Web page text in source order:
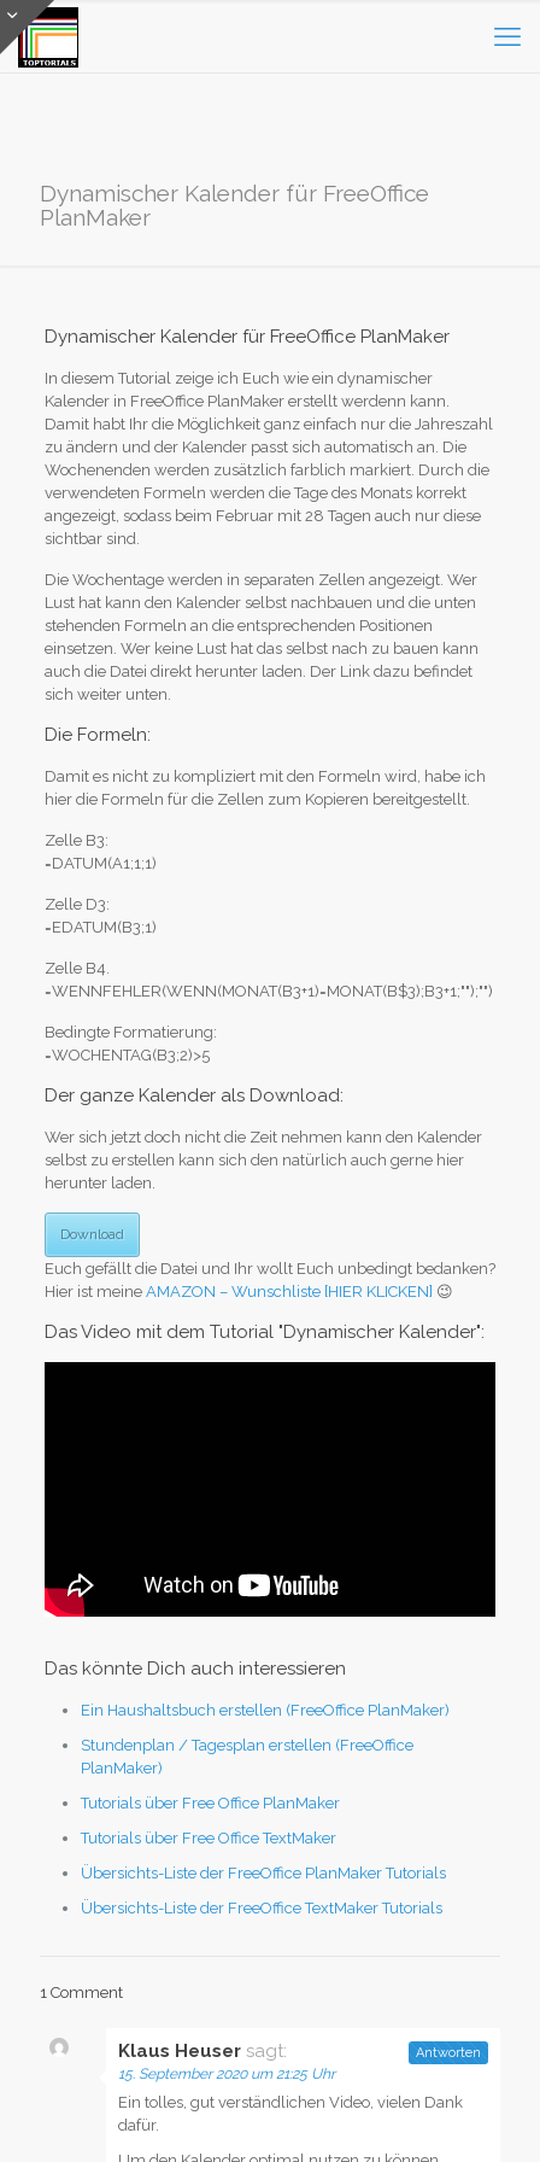
Dynamischer Kalender für FreeOffice
PlanMaker
Dynamischer Kalender für FreeOffice PlanMaker
In diesem Tutorial zeige ich Euch wie ein dynamischer
Kalender in FreeOffice PlanMaker erstellt werdenn kann.
Damit habt Ihr die Möglichkeit ganz einfach nur die Jahreszahl
zu ändern und der Kalender passt sich automatisch an. Die
Wochenenden werden zusätzlich farblich markiert. Durch die
verwendeten Formeln werden die Tage des Monats korrekt
angezeigt, sodass beim Februar mit 28 Tagen auch nur diese
sichtbar sind.
Die Wochentage werden in separaten Zellen angezeigt. Wer
Lust hat kann den Kalender selbst nachbauen und die unten
stehenden Formeln an die entsprechenden Positionen
einsetzen. Wer keine Lust hat das selbst nach zu bauen kann
auch die Datei direkt herunter laden. Der Link dazu befindet
sich weiter unten.
Die Formeln:
Damit es nicht zu kompliziert mit den Formeln wird, habe ich
hier die Formeln für die Zellen zum Kopieren bereitgestellt.
Zelle B3:
=DATUM(A1;1;1)
Zelle D3:
=EDATUM(B3;1)
Zelle B4.
=WENNFEHLER(WENN(MONAT(B3+1)=MONAT(B$3);B3+1;"");"")
Bedingte Formatierung:
=WOCHENTAG(B3;2)>5
Der ganze Kalender als Download:
Wer sich jetzt doch nicht die Zeit nehmen kann den Kalender
selbst zu erstellen kann sich den natürlich auch gerne hier
herunter laden.
Download
Euch gefällt die Datei und Ihr wollt Euch unbedingt bedanken?
Hier ist meine AMAZON – Wunschliste [HIER KLICKEN] 😉
Das Video mit dem Tutorial "Dynamischer Kalender":
Das könnte Dich auch interessieren
Ein Haushaltsbuch erstellen (FreeOffice PlanMaker)
Stundenplan / Tagesplan erstellen (FreeOffice
PlanMaker)
Tutorials über Free Office PlanMaker
Tutorials über Free Office TextMaker
Übersichts-Liste der FreeOffice PlanMaker Tutorials
Übersichts-Liste der FreeOffice TextMaker Tutorials
1 Comment
Klaus Heuser sagt:
15. September 2020 um 21:25 Uhr
Ein tolles, gut verständlichen Video, vielen Dank
dafür.
Antworten